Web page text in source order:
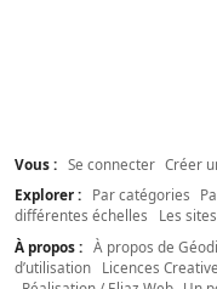
Vous : Se connecter Créer
Explorer :
Par catégories
différentes échelles
Les
À propos : À propos de
d’utilisation
Licences